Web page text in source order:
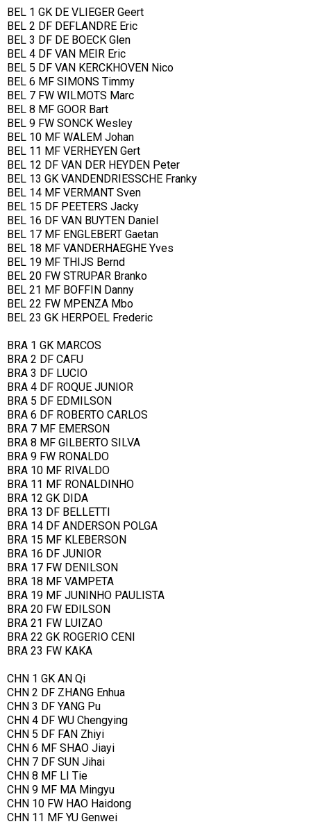
BEL 1 GK DE VLIEGER Geert
BEL 2 DF DEFLANDRE Eric
BEL 3 DF DE BOECK Glen
BEL 4 DF VAN MEIR Eric
BEL 5 DF VAN KERCKHOVEN Nico
BEL 6 MF SIMONS Timmy
BEL 7 FW WILMOTS Marc
BEL 8 MF GOOR Bart
BEL 9 FW SONCK Wesley
BEL 10 MF WALEM Johan
BEL 11 MF VERHEYEN Gert
BEL 12 DF VAN DER HEYDEN Peter
BEL 13 GK VANDENDRIESSCHE Franky
BEL 14 MF VERMANT Sven
BEL 15 DF PEETERS Jacky
BEL 16 DF VAN BUYTEN Daniel
BEL 17 MF ENGLEBERT Gaetan
BEL 18 MF VANDERHAEGHE Yves
BEL 19 MF THIJS Bernd
BEL 20 FW STRUPAR Branko
BEL 21 MF BOFFIN Danny
BEL 22 FW MPENZA Mbo
BEL 23 GK HERPOEL Frederic
BRA 1 GK MARCOS
BRA 2 DF CAFU
BRA 3 DF LUCIO
BRA 4 DF ROQUE JUNIOR
BRA 5 DF EDMILSON
BRA 6 DF ROBERTO CARLOS
BRA 7 MF EMERSON
BRA 8 MF GILBERTO SILVA
BRA 9 FW RONALDO
BRA 10 MF RIVALDO
BRA 11 MF RONALDINHO
BRA 12 GK DIDA
BRA 13 DF BELLETTI
BRA 14 DF ANDERSON POLGA
BRA 15 MF KLEBERSON
BRA 16 DF JUNIOR
BRA 17 FW DENILSON
BRA 18 MF VAMPETA
BRA 19 MF JUNINHO PAULISTA
BRA 20 FW EDILSON
BRA 21 FW LUIZAO
BRA 22 GK ROGERIO CENI
BRA 23 FW KAKA
CHN 1 GK AN Qi
CHN 2 DF ZHANG Enhua
CHN 3 DF YANG Pu
CHN 4 DF WU Chengying
CHN 5 DF FAN Zhiyi
CHN 6 MF SHAO Jiayi
CHN 7 DF SUN Jihai
CHN 8 MF LI Tie
CHN 9 MF MA Mingyu
CHN 10 FW HAO Haidong
CHN 11 MF YU Genwei